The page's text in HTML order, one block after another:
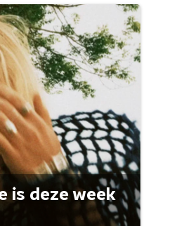
is deze week